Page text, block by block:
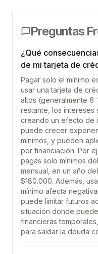
Preguntas
¿Qué
de mi tarjeta de
Pagar solo el mínimo
usar una tarjeta de
altos (generalmente
restante, los intereses
creando un efecto de
puede crecer
mínimos, y pueden
por financiación. Por
pagás solo mínimos
mensual, en un año
$180.000. Además,
mínimo afecta
puede limitar futuros
situación donde
financieras
para saldar la deuda